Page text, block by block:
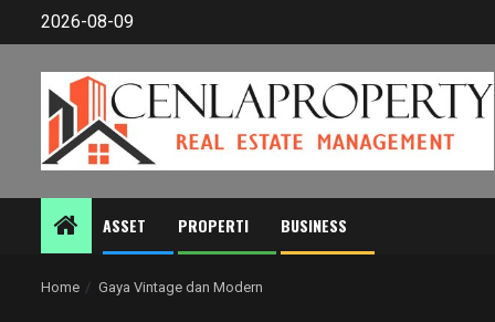
2026-08-09
ASSET PROPERTI BUSINESS
Home Gaya Vintage dan Modern